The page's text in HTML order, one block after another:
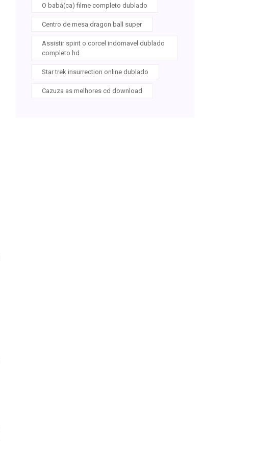
O babá(ca) filme completo dublado
Centro de mesa dragon ball super
Assistir spirit o corcel indomavel dublado
completo hd
Star trek insurrection online dublado
Cazuza as melhores cd download